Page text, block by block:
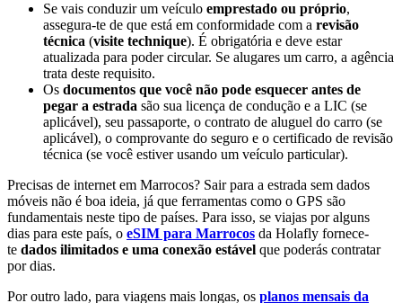
Se vais conduzir um veículo emprestado ou próprio,
assegura-te de que está em conformidade com a revisão
técnica (visite technique). É obrigatória e deve estar
atualizada para poder circular. Se alugares um carro, a agência
trata deste requisito.
Os documentos que você não pode esquecer antes de
pegar a estrada são sua licença de condução e a LIC (se
aplicável), seu passaporte, o contrato de aluguel do carro (se
aplicável), o comprovante do seguro e o certificado de revisão
técnica (se você estiver usando um veículo particular).
Precisas de internet em Marrocos? Sair para a estrada sem dados
móveis não é boa ideia, já que ferramentas como o GPS são
fundamentais neste tipo de países. Para isso, se viajas por alguns
dias para este país, o eSIM para Marrocos da Holafly fornece-
te dados ilimitados e uma conexão estável que poderás contratar
por dias.
Por outro lado, para viagens mais longas, os planos mensais da